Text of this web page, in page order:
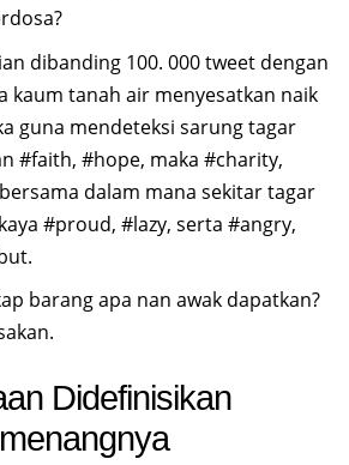
dibanding 100. 000 tweet dengan
kaum tanah air menyesatkan naik
guna mendeteksi sarung tagar
#faith, #hope, maka #charity,
dalam mana sekitar tagar
#proud, #lazy, serta #angry,
barang apa nan awak dapatkan?
Didefinisikan